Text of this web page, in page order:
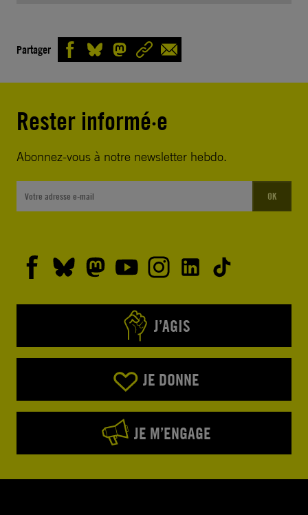
Partager
Rester informé·e
Abonnez-vous à notre newsletter hebdo.
OK
J’AGIS
JE DONNE
JE M’ENGAGE